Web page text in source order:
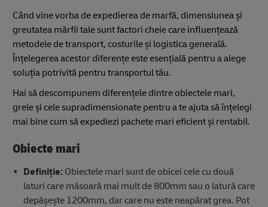
Când vine vorba de expedierea de marfă, dimensiunea și
greutatea mărfii tale sunt factori cheie care influențează
metodele de transport, costurile și logistica generală.
Înțelegerea acestor diferențe este esențială pentru a alege
soluția potrivită pentru transportul tău.
Hai să descompunem diferențele dintre obiectele mari,
grele și cele supradimensionate pentru a te ajuta să înțelegi
mai bine cum să expediezi pachete mari eficient și rentabil.
Obiecte mari
Definiție:Obiectele mari sunt de obicei cele cu două
laturi care măsoară mai mult de 800mm sau o latură care
depășește 1200mm, dar care nu este neapărat grea. Pot